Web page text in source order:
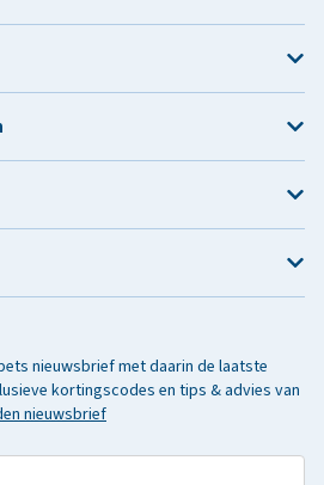
nieuwsbrief met daarin de laatste
kortingscodes en tips & advies van
nieuwsbrief